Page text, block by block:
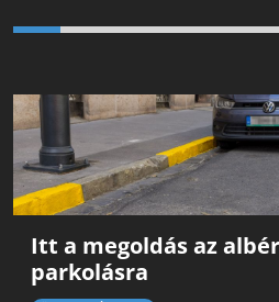
Itt a megoldás az
parkolásra